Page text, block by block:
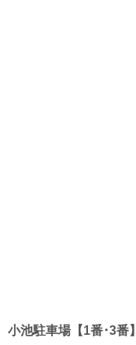
小池駐車場【1番･3番】